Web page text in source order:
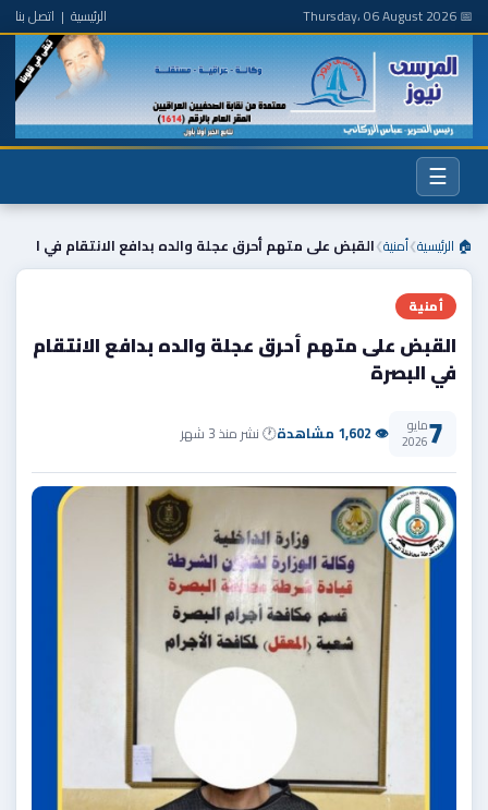
📅 Thursday، 06 August 2026 الرئيسية | اتصل بنا
☰
🏠 الرئيسية❯أمنية❯القبض على متهم أحرق عجلة والده بدافع الانتقام في ا
أمنية
القبض على متهم أحرق عجلة والده بدافع الانتقام
في البصرة
7مايو
2026 👁 1,602 مشاهدة 🕐 نشر منذ 3 شهر